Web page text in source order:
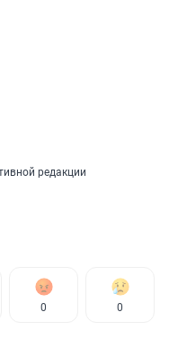
редакции
0 0